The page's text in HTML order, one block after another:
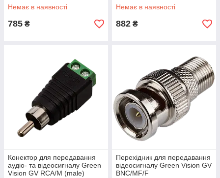
Немає в наявності
785 ₴
Немає в наявності
882 ₴
Конектор для передавання
аудіо- та відеосигналу Green
Vision GV RCA/M (male)
Перехідник для передавання
відеосигналу Green Vision GV
BNC/MF/F